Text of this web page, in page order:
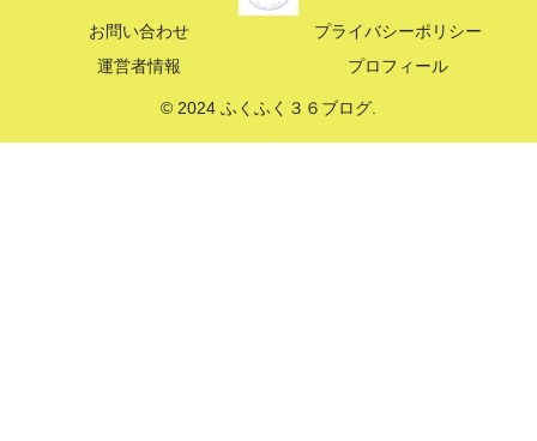
お問い合わせ
プライバシーポリシー
運営者情報
プロフィール
© 2024 ふくふく３６ブログ.